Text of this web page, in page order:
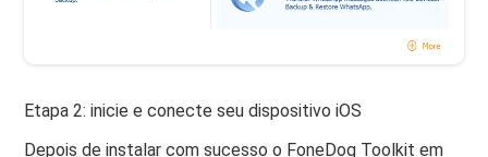
Etapa 2: inicie e conecte seu dispositivo iOS
Depois de instalar com sucesso o FoneDog Toolkit em